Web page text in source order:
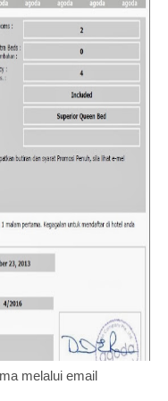
melalui email